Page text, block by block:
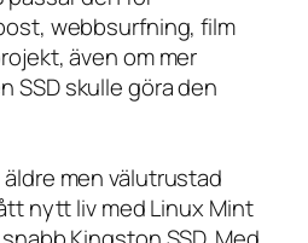
webbsurfning, film
även om mer
SSD skulle göra den
äldre men välutrustad
nytt liv med Linux Mint